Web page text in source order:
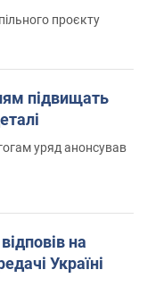
проєкту
підвищать
уряд анонсував
на
Україні